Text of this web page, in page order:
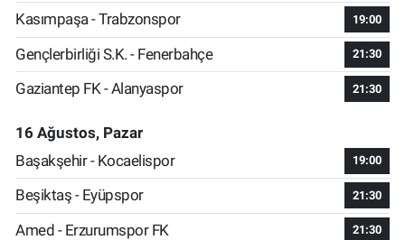
Kasımpaşa - Trabzonspor 19:00
Gençlerbirliği S.K. - Fenerbahçe 21:30
Gaziantep FK - Alanyaspor 21:30
16 Ağustos, Pazar
Başakşehir - Kocaelispor
19:00
Beşiktaş - Eyüpspor 21:30
Amed - Erzurumspor FK 21:30